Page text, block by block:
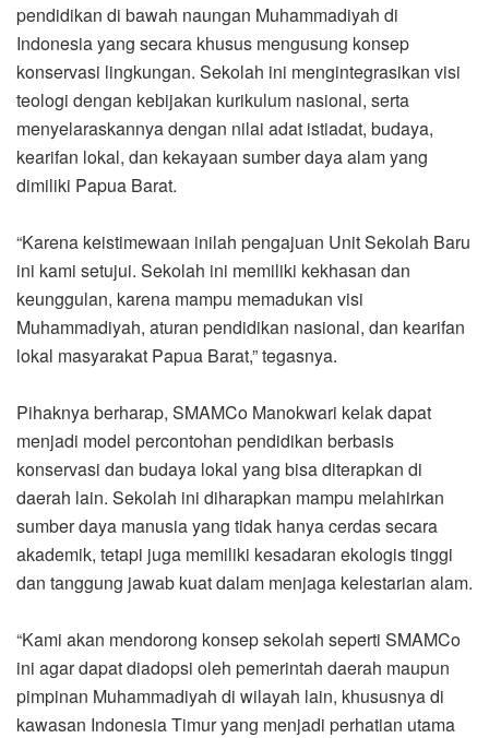
pendidikan di bawah naungan Muhammadiyah di
Indonesia yang secara khusus mengusung konsep
konservasi lingkungan. Sekolah ini mengintegrasikan visi
teologi dengan kebijakan kurikulum nasional, serta
menyelaraskannya dengan nilai adat istiadat, budaya,
kearifan lokal, dan kekayaan sumber daya alam yang
dimiliki Papua Barat.
“Karena keistimewaan inilah pengajuan Unit Sekolah Baru
ini kami setujui. Sekolah ini memiliki kekhasan dan
keunggulan, karena mampu memadukan visi
Muhammadiyah, aturan pendidikan nasional, dan kearifan
lokal masyarakat Papua Barat,” tegasnya.
Pihaknya berharap, SMAMCo Manokwari kelak dapat
menjadi model percontohan pendidikan berbasis
konservasi dan budaya lokal yang bisa diterapkan di
daerah lain. Sekolah ini diharapkan mampu melahirkan
sumber daya manusia yang tidak hanya cerdas secara
akademik, tetapi juga memiliki kesadaran ekologis tinggi
dan tanggung jawab kuat dalam menjaga kelestarian alam.
“Kami akan mendorong konsep sekolah seperti SMAMCo
ini agar dapat diadopsi oleh pemerintah daerah maupun
pimpinan Muhammadiyah di wilayah lain, khususnya di
kawasan Indonesia Timur yang menjadi perhatian utama